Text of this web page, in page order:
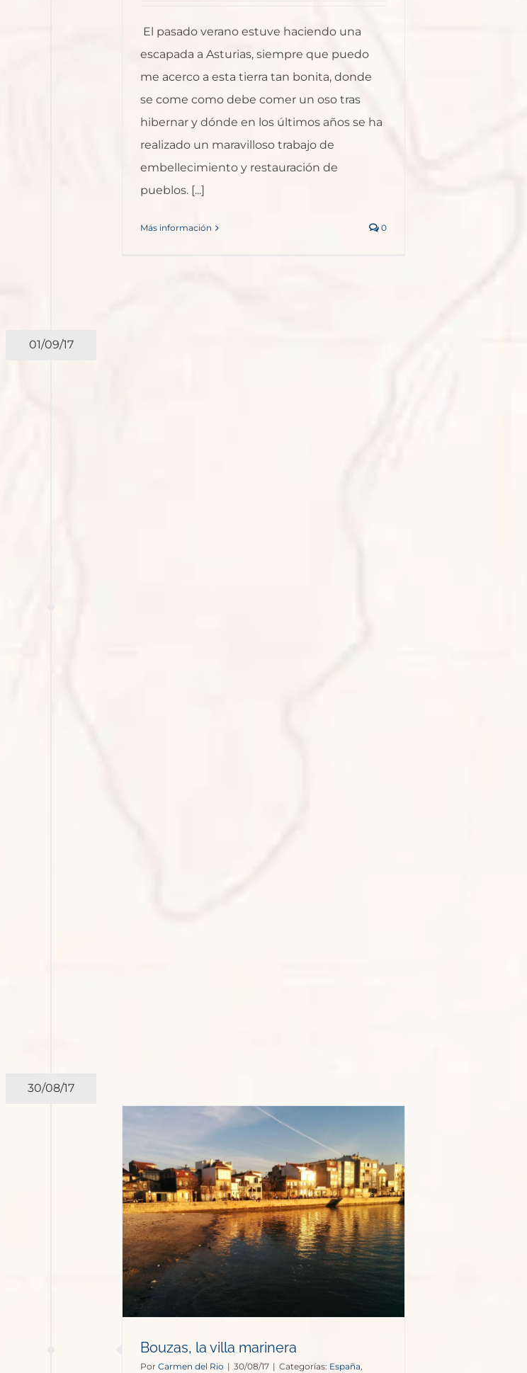
El pasado verano estuve haciendo una
escapada a Asturias, siempre que puedo
me acerco a esta tierra tan bonita, donde
se come como debe comer un oso tras
hibernar y dónde en los últimos años se ha
realizado un maravilloso trabajo de
embellecimiento y restauración de
pueblos. [...]
Más información 0
01/09/17
30/08/17
Bouzas, la villa marinera
Por Carmen del Rio | 30/08/17 | Categorías: España,